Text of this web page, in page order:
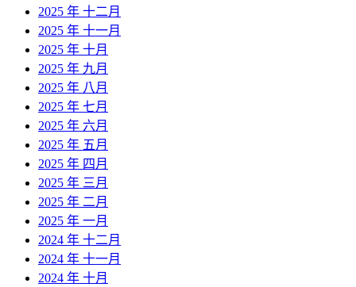
2025 年 十二月
2025 年 十一月
2025 年 十月
2025 年 九月
2025 年 八月
2025 年 七月
2025 年 六月
2025 年 五月
2025 年 四月
2025 年 三月
2025 年 二月
2025 年 一月
2024 年 十二月
2024 年 十一月
2024 年 十月